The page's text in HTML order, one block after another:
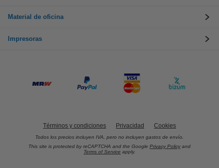
Material de oficina
Impresoras
Términos y condiciones Privacidad Cookies
Todos los precios incluyen IVA, pero no incluyen gastos de envío.
This site is protected by reCAPTCHA and the Google Privacy Policy and
Terms of Service apply.